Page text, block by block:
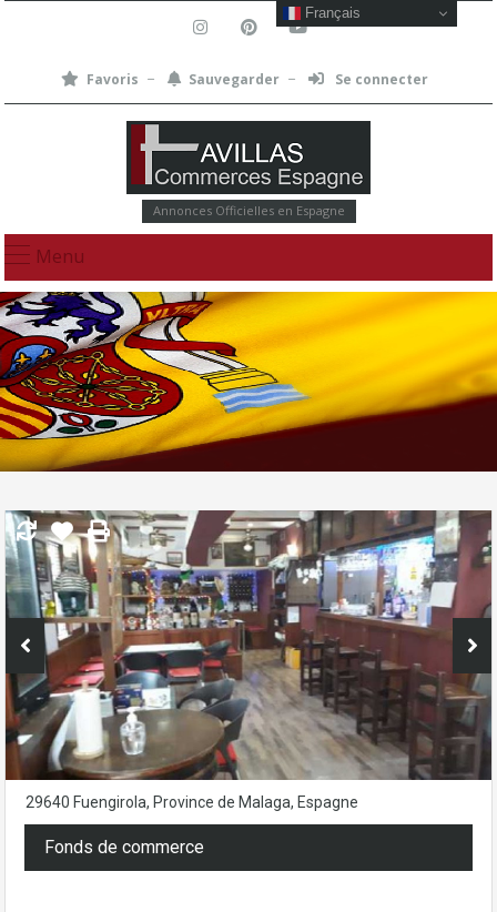
Favoris Sauvegarder Se connecter
Annonces Officielles en Espagne
Menu
29640 Fuengirola, Province de Malaga, Espagne
Fonds de commerce
Français